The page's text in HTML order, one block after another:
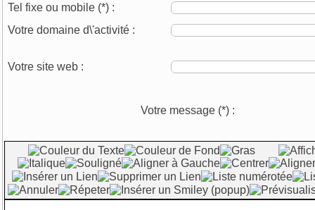
Tel fixe ou mobile (*) :
Votre domaine d\'activité :
Votre site web :
Votre message (*) :